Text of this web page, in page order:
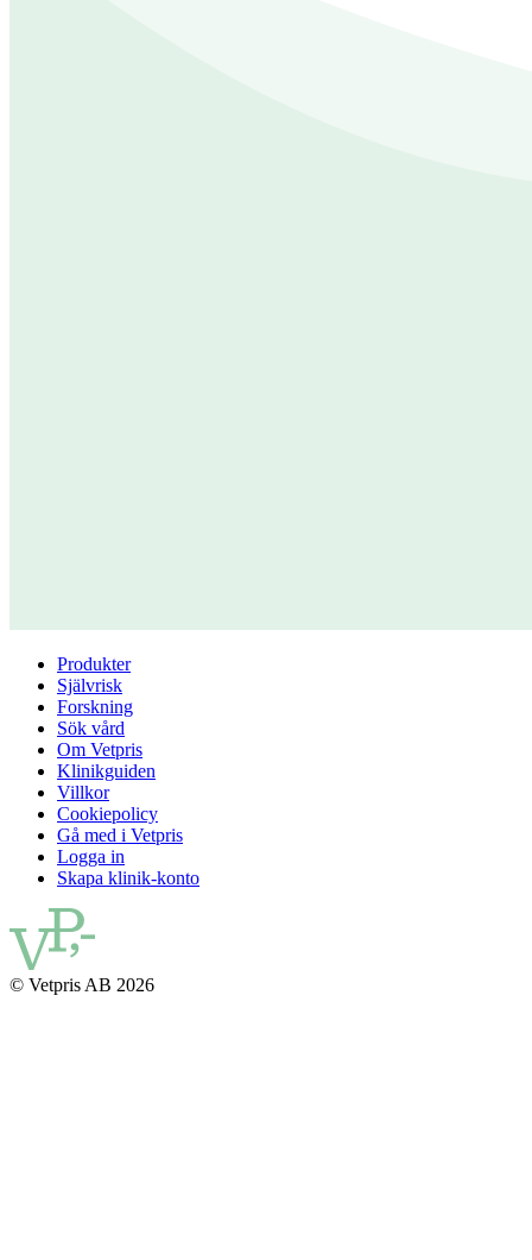
Produkter
Självrisk
Forskning
Sök vård
Om Vetpris
Klinikguiden
Villkor
Cookiepolicy
Gå med i Vetpris
Logga in
Skapa klinik-konto
© Vetpris AB 2026